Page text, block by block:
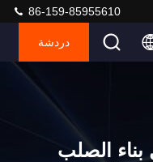
86-159-85955610
دردشة
بناء الصلب